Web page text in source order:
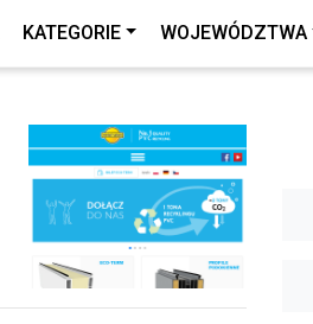
KATEGORIE WOJEWÓDZTWA